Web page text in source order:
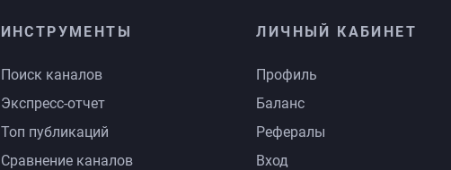
ИНСТРУМЕНТЫ
Поиск каналов
Экспресс-отчет
Топ публикаций
Сравнение каналов
ЛИЧНЫЙ КАБИНЕТ
Профиль
Баланс
Рефералы
Вход